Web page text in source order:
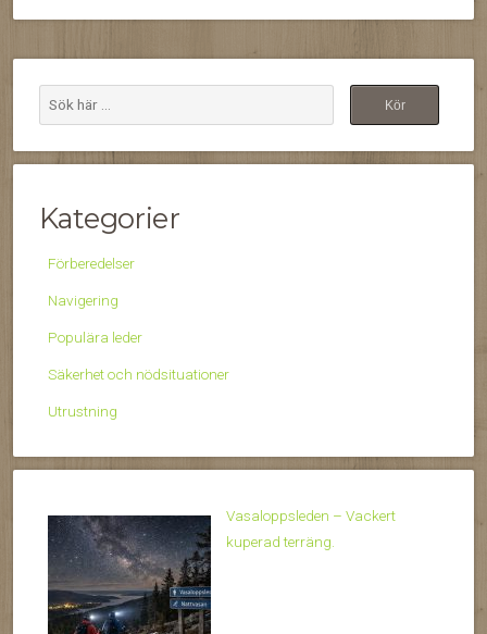
Kategorier
Förberedelser
Navigering
Populära leder
Säkerhet och nödsituationer
Utrustning
Vasaloppsleden – Vackert
kuperad terräng.